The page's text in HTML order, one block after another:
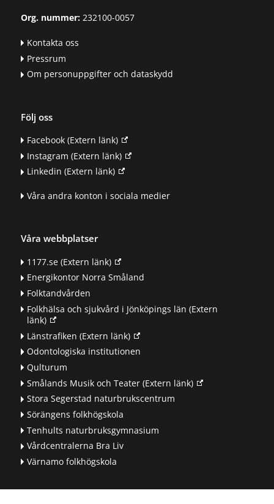
Org. nummer:232100-0057
Kontakta oss
Pressrum
Om personuppgifter och dataskydd
Följ oss
Facebook(Extern länk)
Instagram (Extern länk)
Linkedin (Extern länk)
Våra andra konton i sociala medier
Våra webbplatser
1177.se(Extern länk)
Energikontor Norra Småland
Folktandvården
Folkhälsa och sjukvård i Jönköpings län (Extern
länk)
Länstrafiken (Extern länk)
Odontologiska institutionen
Qulturum
Smålands Musik och Teater(Extern länk)
Stora Segerstad naturbrukscentrum
Sörängens folkhögskola
Tenhults naturbruksgymnasium
Vårdcentralerna Bra Liv
Värnamo folkhögskola